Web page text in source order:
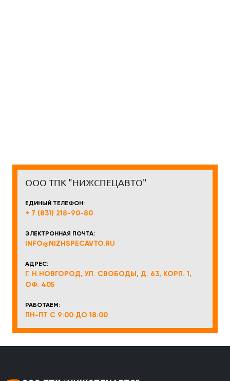
ООО ТПК "НИЖСПЕЦАВТО"
ЕДИНЫЙ ТЕЛЕФОН:
+ 7 (831) 218-90-80
ЭЛЕКТРОННАЯ ПОЧТА:
INFO@NIZHSPECAVTO.RU
АДРЕС:
Г. Н.НОВГОРОД, УЛ. СВОБОДЫ, Д. 63, КОРП. 1,
ОФ. 405
РАБОТАЕМ:
ПН-ПТ С 9:00 ДО 18:00